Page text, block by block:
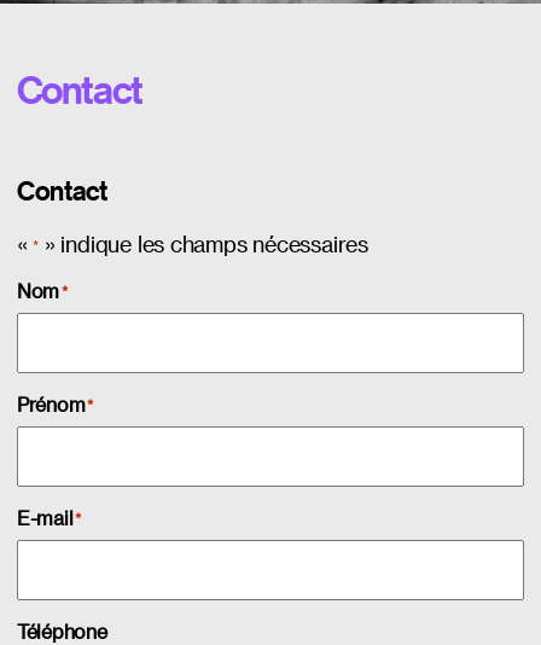
Contact
Contact
«* » indique les champs nécessaires
Nom*
Prénom*
E-mail*
Téléphone